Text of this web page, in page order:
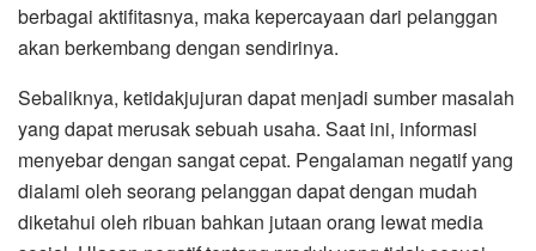
berbagai aktifitasnya, maka kepercayaan dari pelanggan
akan berkembang dengan sendirinya.
Sebaliknya, ketidakjujuran dapat menjadi sumber masalah
yang dapat merusak sebuah usaha. Saat ini, informasi
menyebar dengan sangat cepat. Pengalaman negatif yang
dialami oleh seorang pelanggan dapat dengan mudah
diketahui oleh ribuan bahkan jutaan orang lewat media